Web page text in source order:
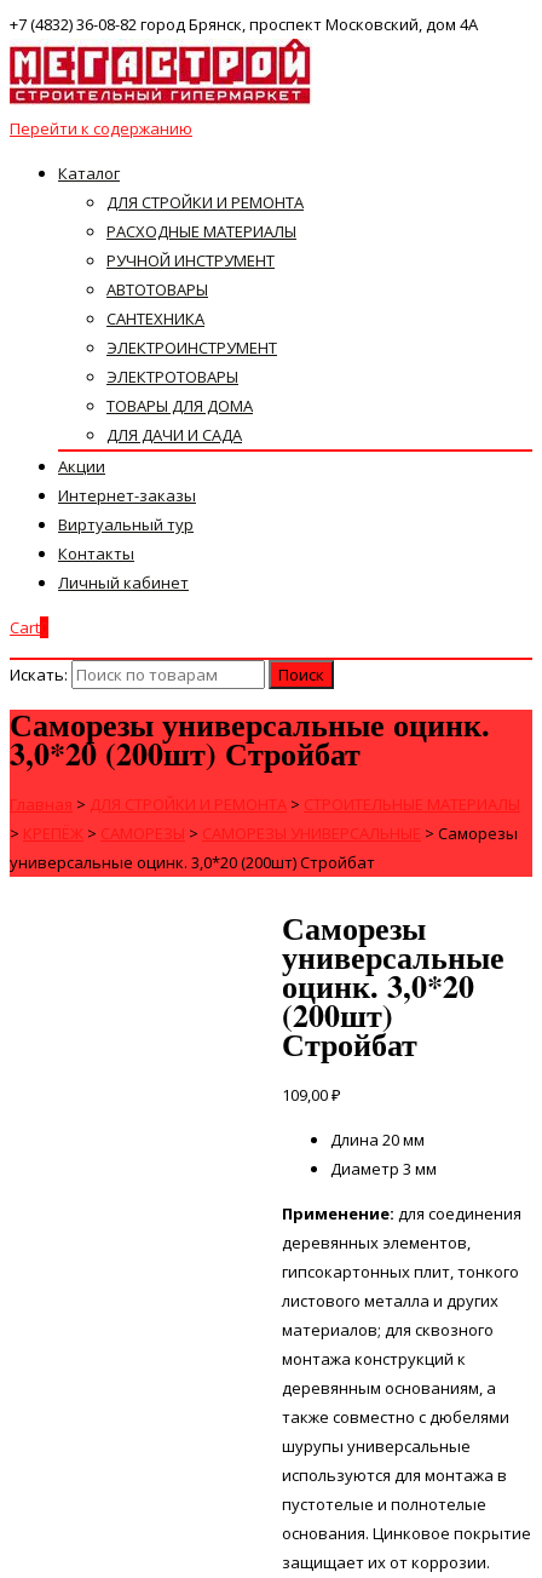
+7 (4832) 36-08-82 город Брянск, проспект Московский, дом 4А
Перейти к содержанию
Каталог
ДЛЯ СТРОЙКИ И РЕМОНТА
РАСХОДНЫЕ МАТЕРИАЛЫ
РУЧНОЙ ИНСТРУМЕНТ
АВТОТОВАРЫ
САНТЕХНИКА
ЭЛЕКТРОИНСТРУМЕНТ
ЭЛЕКТРОТОВАРЫ
ТОВАРЫ ДЛЯ ДОМА
ДЛЯ ДАЧИ И САДА
Акции
Интернет-заказы
Виртуальный тур
Контакты
Личный кабинет
Cart
Искать:
Саморезы универсальные оцинк.
3,0*20 (200шт) Стройбат
Главная > ДЛЯ СТРОЙКИ И РЕМОНТА > СТРОИТЕЛЬНЫЕ МАТЕРИАЛЫ
> КРЕПЁЖ > САМОРЕЗЫ > САМОРЕЗЫ УНИВЕРСАЛЬНЫЕ > Саморезы
универсальные оцинк. 3,0*20 (200шт) Стройбат
Саморезы
универсальные
оцинк. 3,0*20
(200шт)
Стройбат
109,00₽
Длина 20 мм
Диаметр 3 мм
Применение: для соединения
деревянных элементов,
гипсокартонных плит, тонкого
листового металла и других
материалов; для сквозного
монтажа конструкций к
деревянным основаниям, а
также совместно с дюбелями
шурупы универсальные
используются для монтажа в
пустотелые и полнотелые
основания. Цинковое покрытие
защищает их от коррозии.